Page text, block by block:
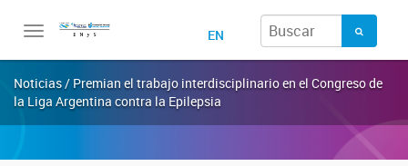
Toggle
EN
Noticias / Premian el trabajo interdisciplinario en el Congreso de
la Liga Argentina contra la Epilepsia